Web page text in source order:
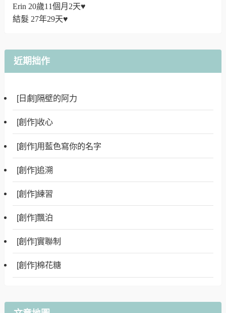
Erin 20歲11個月2天♥
結髮 27年29天♥
近期拙作
[日劇]隔壁的阿力
[創作]收心
[創作]用藍色寫你的名字
[創作]追溯
[創作]練習
[創作]飄泊
[創作]實聯制
[創作]棉花糖